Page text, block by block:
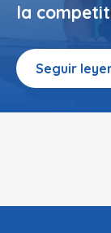
la
Seguir